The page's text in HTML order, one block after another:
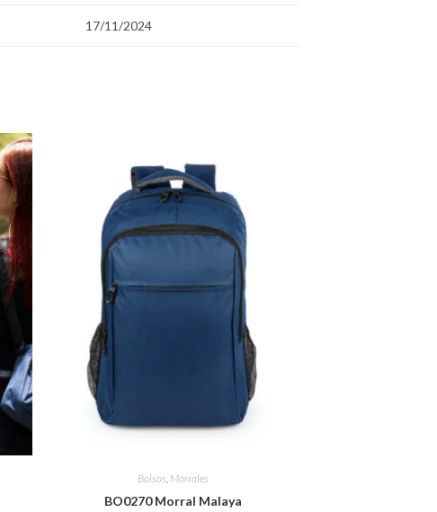
17/11/2024
Bolsos, Morrales
BO0270 Morral Malaya